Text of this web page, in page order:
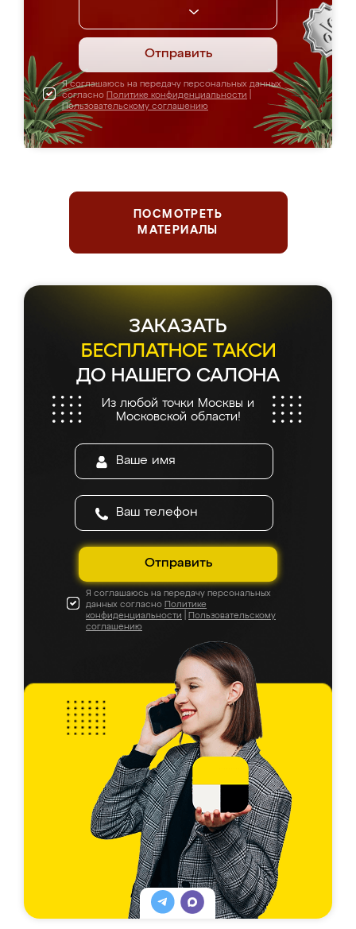
Отправить
Я соглашаюсь на передачу персональных данных
согласно Политике конфиденциальности
Пользовательскому соглашению
ПОСМОТРЕТЬ
МАТЕРИАЛЫ
ЗАКАЗАТЬ
БЕСПЛАТНОЕ ТАКСИ
ДО НАШЕГО САЛОНА
Из любой точки Москвы и
Московской области!
Отправить
Я соглашаюсь на передачу персональных
данных согласно Политике
конфиденциальности
Пользовательскому
соглашению